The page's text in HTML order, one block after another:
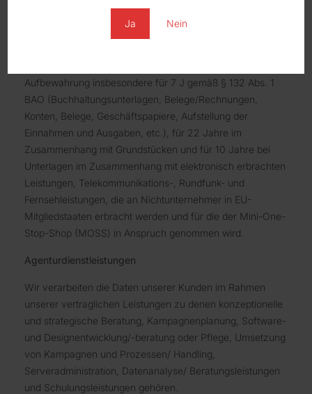
Ja Nein
etc.) und 6 Jahre gemäß § 257 Abs. 1 Nr. 2 und 3, Abs. 4
HGB (Handelsbriefe).
Aufbewahrung insbesondere für 7 J gemäß § 132 Abs. 1
BAO (Buchhaltungsunterlagen, Belege/Rechnungen,
Konten, Belege, Geschäftspapiere, Aufstellung der
Einnahmen und Ausgaben, etc.), für 22 Jahre im
Zusammenhang mit Grundstücken und für 10 Jahre bei
Unterlagen im Zusammenhang mit elektronisch erbrachten
Leistungen, Telekommunikations-, Rundfunk- und
Fernsehleistungen, die an Nichtunternehmer in EU-
Mitgliedstaaten erbracht werden und für die der Mini-One-
Stop-Shop (MOSS) in Anspruch genommen wird.
Agenturdienstleistungen
Wir verarbeiten die Daten unserer Kunden im Rahmen
unserer vertraglichen Leistungen zu denen konzeptionelle
und strategische Beratung, Kampagnenplanung, Software-
und Designentwicklung/-beratung oder Pflege, Umsetzung
von Kampagnen und Prozessen/ Handling,
Serveradministration, Datenanalyse/ Beratungsleistungen
und Schulungsleistungen gehören.